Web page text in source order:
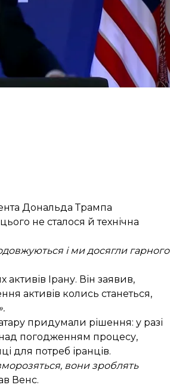
продовжать роботу
Дональда Трампа
не сталося й технічна
і ми досягли гарного
Ірану. Він заявив,
активів колись станеться,
придумали рішення: у разі
над погодженням процесу,
для потреб іранців.
вони зроблять
Венс.